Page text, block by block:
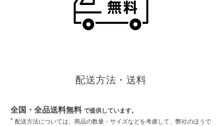
配送方法・送料
全国・全品送料無料 で提供しています。
* 配送方法については、商品の数量・サイズなどを考慮して、弊社のほうで